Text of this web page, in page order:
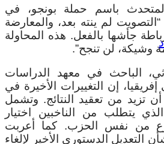
باسم حملة بونجو، في
لم ينته بعد، والمعارضة
جأشها بالفعل. هذه المحاولة
وشيكة، لن تنجح”.
الباحث في معهد الدراسات
إفريقيا، إن التغييرات الأخيرة في
تزيد من تعقيد النتائج. وتشمل
يتطلب من الناخبين اختيار
من نفس الحزب. كما أعربت
التعديل الدستوري الأخير لإلغاء